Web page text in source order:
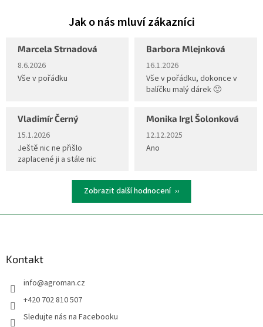
Marcela Strnadová
Hodnocení obchodu je 5 z 5 hvězdiček.
8.6.2026
Vše v pořádku
Barbora Mlejnková
Hodnocení obchodu je 5 z 5
16.1.2026
Vše v pořádku, dokonce v
balíčku malý dárek 🙂
Vladimír Černý
Hodnocení obchodu je 5 z 5 hvězdiček.
15.1.2026
Ještě nic ne přišlo
zaplacené ji a stále nic
Monika Irgl Šolonková
Hodnocení obchodu je 5 z 5
12.12.2025
Ano
Zobrazit další hodnocení
Kontakt
info@agroman.cz
+420 702 810 507
Sledujte nás na Facebooku